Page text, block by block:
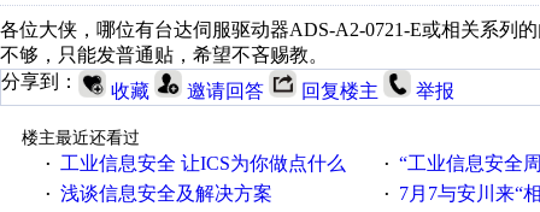
各位大侠，哪位有台达伺服驱动器ADS-A2-0721-E或相关系列
不够，只能发普通贴，希望不吝赐教。
分享到：
收藏 邀请回答 回复楼主 举报
楼主最近还看过
·
工业信息安全 让ICS为你做点什么 · “工业信息安全周之我见”
· 浅谈信息安全及解决方案 · 7月7与安川来“